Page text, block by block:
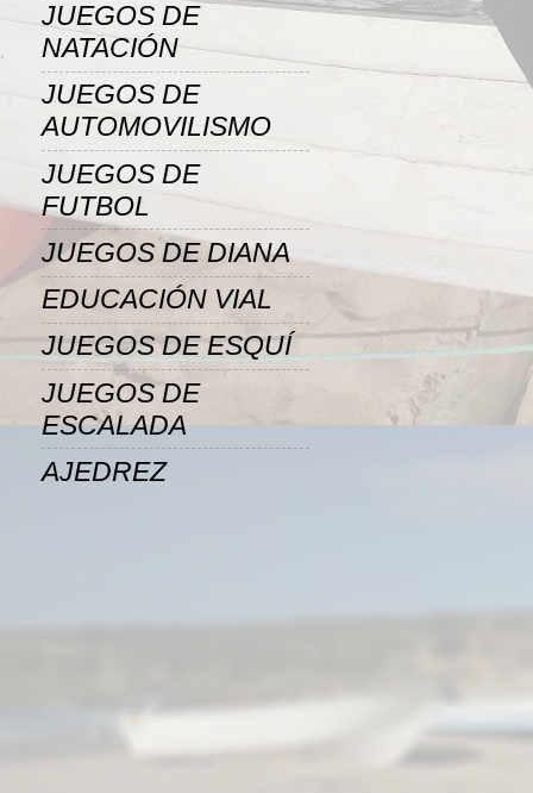
JUEGOS DE
NATACIÓN
JUEGOS DE
AUTOMOVILISMO
JUEGOS DE
FUTBOL
JUEGOS DE DIANA
EDUCACIÓN VIAL
JUEGOS DE ESQUÍ
JUEGOS DE
ESCALADA
AJEDREZ